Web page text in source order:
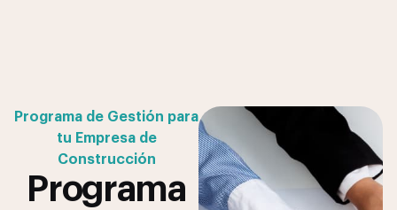
Programa de Gestión para
tu Empresa de
Construcción
Programa